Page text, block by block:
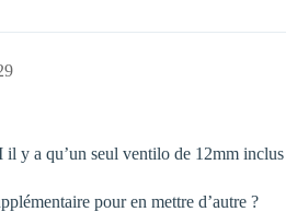
il y a qu’un seul ventilo de 12mm inclus
pour en mettre d’autre ?